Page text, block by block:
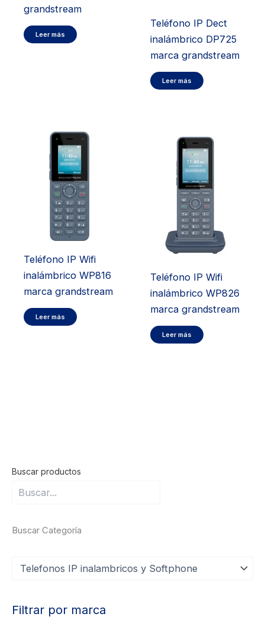
Buscar productos
Buscar Categoría
g
Filtrar por marca
grandstream
Leer más
Teléfono IP Dect
inalámbrico DP725
marca grandstream
Leer más
Teléfono IP Wifi
inalámbrico WP816
marca grandstream
Leer más
Teléfono IP Wifi
inalámbrico WP826
marca grandstream
Leer más